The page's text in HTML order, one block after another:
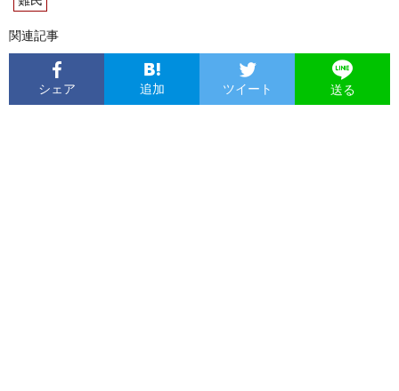
関連記事
シェア 追加 ツイート 送る